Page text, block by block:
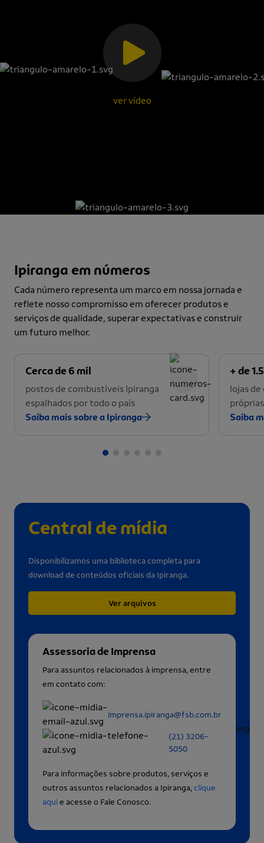
ver vídeo
Ipiranga em números
Cada número representa um marco em nossa jornada e
reflete nosso compromisso em oferecer produtos e
serviços de qualidade, superar expectativas e construir
um futuro melhor.
Cerca de 6 mil
postos de combustíveis Ipiranga
espalhados por todo o país
Saiba mais sobre a Ipiranga
+ de
lojas
Saiba
Central de mídia
Disponibilizamos uma biblioteca completa para
download de conteúdos oficiais da Ipiranga.
Ver arquivos
Assessoria de Imprensa
Para assuntos relacionados à imprensa, entre
em contato com:
imprensa.ipiranga@fsb.com.br
(21) 3206-
5050
Para informações sobre produtos, serviços e
outros assuntos relacionados a Ipiranga,clique
aquie acesse o Fale Conosco.